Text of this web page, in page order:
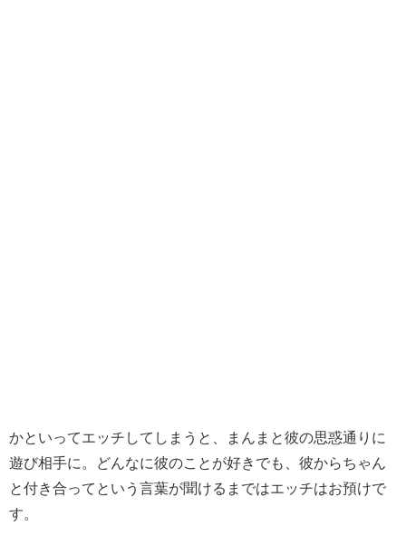
かといってエッチしてしまうと、まんまと彼の思惑通りに
遊び相手に。どんなに彼のことが好きでも、彼からちゃん
と付き合ってという言葉が聞けるまではエッチはお預けで
す。